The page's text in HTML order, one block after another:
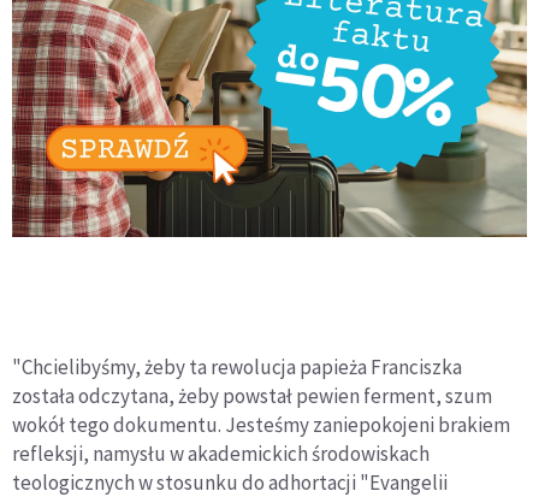
"Chcielibyśmy, żeby ta rewolucja papieża Franciszka
została odczytana, żeby powstał pewien ferment, szum
wokół tego dokumentu. Jesteśmy zaniepokojeni brakiem
refleksji, namysłu w akademickich środowiskach
teologicznych w stosunku do adhortacji "Evangelii